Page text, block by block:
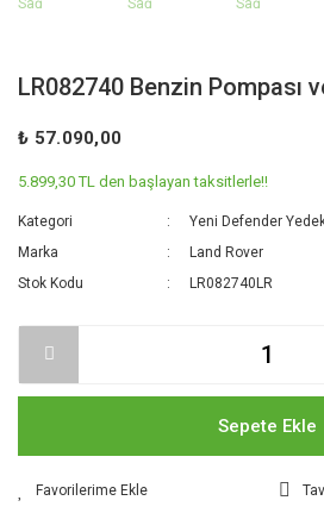
LR082740 Benzin Pompası
₺ 57.090,00
5.899,30 TL den başlayan taksitlerle!!
Kategori Yeni Defender
Marka
Land Rover
Stok Kodu
LR082740LR
Sepete Ekle